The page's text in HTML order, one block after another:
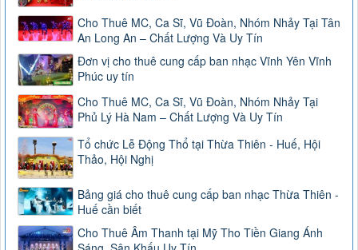
Cho Thuê MC, Ca Sĩ, Vũ Đoàn, Nhóm Nhảy Tại Tân
An Long An – Chất Lượng Và Uy Tín
Đơn vị cho thuê cung cấp ban nhạc Vĩnh Yên Vĩnh
Phúc uy tín
Cho Thuê MC, Ca Sĩ, Vũ Đoàn, Nhóm Nhảy Tại
Phủ Lý Hà Nam – Chất Lượng Và Uy Tín
Tổ chức Lễ Động Thổ tại Thừa Thiên - Huế, Hội
Thảo, Hội Nghị
Bảng giá cho thuê cung cấp ban nhạc Thừa Thiên -
Huế cần biết
Cho Thuê Âm Thanh tại Mỹ Tho Tiền Giang Ánh